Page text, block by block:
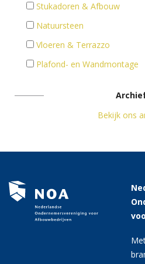
Stukadoren & Afbouw
Natuursteen
Vloeren & Terrazzo
Plafond- en Wandmontage
Bekijk ons